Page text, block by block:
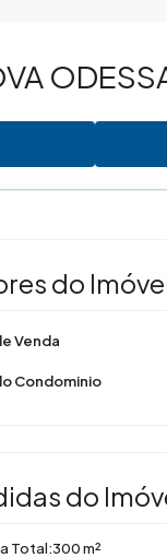
do
Venda
Condominio
do
Total:300 m²